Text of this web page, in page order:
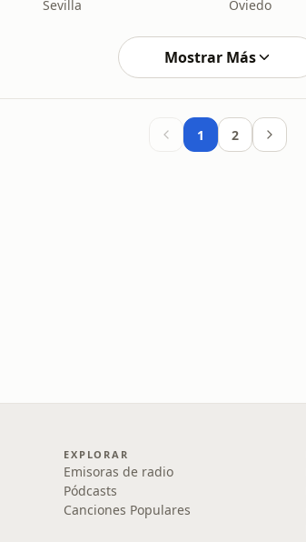
Sevilla Oviedo
Mostrar Más
1 2
EXPLORAR
Emisoras de radio
Pódcasts
Canciones Populares